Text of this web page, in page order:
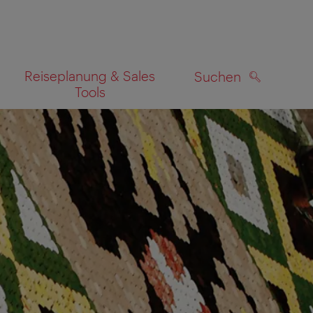
Reiseplanung & Sales
Tools
Suchen
SUCHEN